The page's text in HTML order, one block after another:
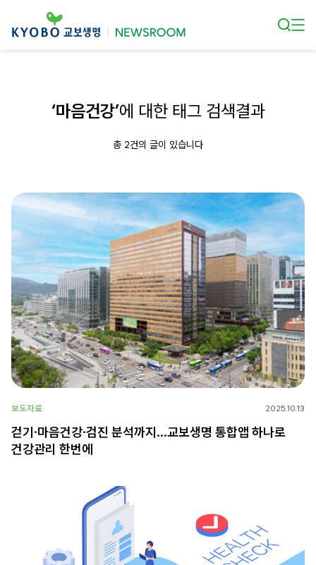
‘마음건강’에 대한 태그 검색결과
총 2건의 글이 있습니다
보도자료 2025.10.13
걷기·마음건강·검진 분석까지…교보생명 통합앱 하나로
건강관리 한번에